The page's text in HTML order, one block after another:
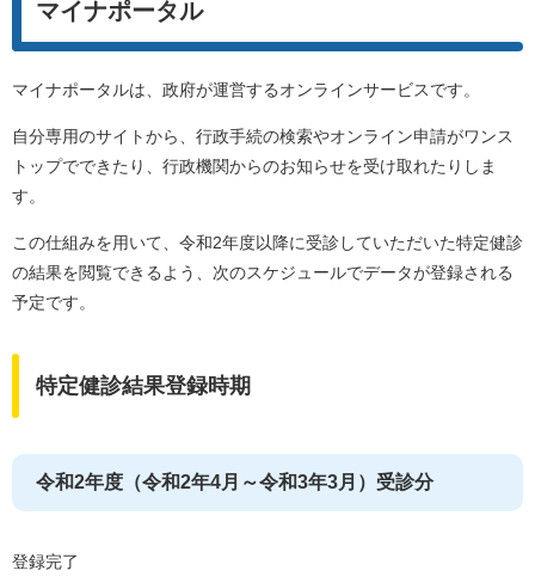
マイナポータル
マイナポータルは、政府が運営するオンラインサービスです。
自分専用のサイトから、行政手続の検索やオンライン申請がワンス
トップでできたり、行政機関からのお知らせを受け取れたりしま
す。
この仕組みを用いて、令和2年度以降に受診していただいた特定健診
の結果を閲覧できるよう、次のスケジュールでデータが登録される
予定です。
特定健診結果登録時期
令和2年度（令和2年4月～令和3年3月）受診分
登録完了